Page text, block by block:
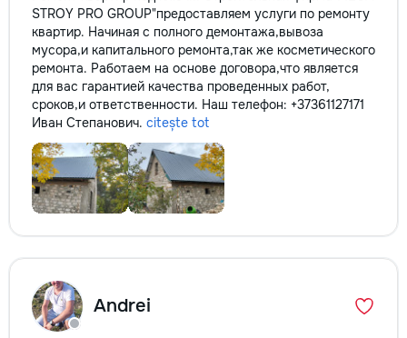
STROY PRO GROUP"предоставляем услуги по ремонту
квартир. Начиная с полного демонтажа,вывоза
мусора,и капитального ремонта,так же косметического
ремонта. Работаем на основе договора,что является
для вас гарантией качества проведенных работ,
сроков,и ответственности. Наш телефон: +37361127171
Иван Степанович. citește tot
Andrei